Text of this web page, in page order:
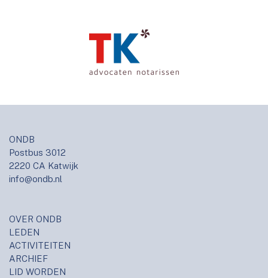
ONDB
Postbus 3012
2220 CA Katwijk
info@ondb.nl
OVER ONDB
LEDEN
ACTIVITEITEN
ARCHIEF
LID WORDEN